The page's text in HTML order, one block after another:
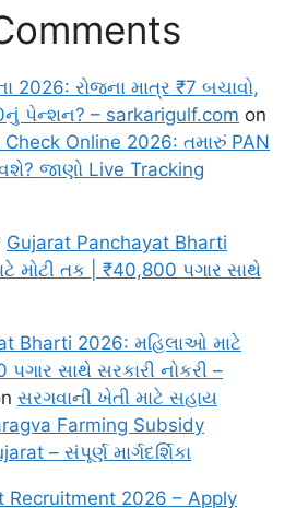
રોજના માત્ર ₹7 બચાવો,
પેન્શન? – sarkarigulf.com on
Online 2026: તમારું PAN
જાણો Live Tracking
Gujarat Panchayat Bharti
મોટી તક | ₹40,800 પગાર સાથે
Bharti 2026: મહિલાઓ માટે
સાથે સરકારી નોકરી –
સરગવાની ખેતી માટે સહાય
Farming Subsidy
– સંપૂર્ણ માર્ગદર્શિકા
Recruitment 2026 – Apply